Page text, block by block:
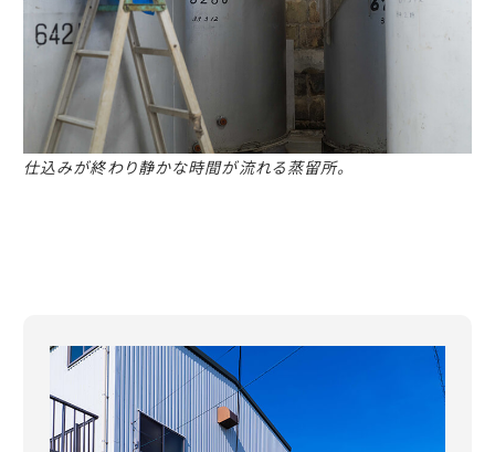
仕込みが終わり静かな時間が流れる蒸留所。